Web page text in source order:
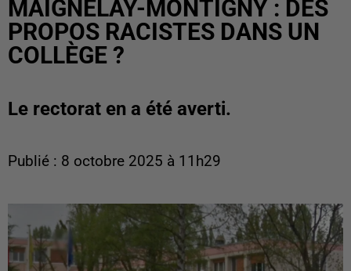
MAIGNELAY-MONTIGNY : DES
PROPOS RACISTES DANS UN
COLLÈGE ?
Le rectorat en a été averti.
Publié : 8 octobre 2025 à 11h29